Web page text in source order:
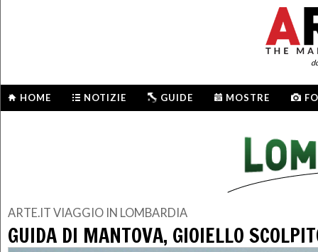
HOME NOTIZIE GUIDE MOSTRE
ARTE.IT VIAGGIO IN LOMBARDIA
GUIDA DI MANTOVA, GIOIELLO